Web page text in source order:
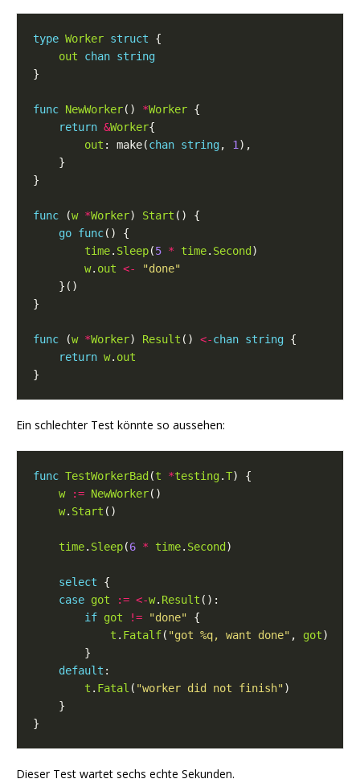
type Worker struct
out
chan string
func NewWorker() *Worker
return &Worker
out : make(chan string, 1
func (w *Worker) Start
go func
time. Sleep(5 * time. Second
w. out <-
"done"
func (w *Worker) Result () <-chan string
return w. out
Ein schlechter Test könnte so aussehen:
func TestWorkerBad (t *testing.T
w
:= NewWorker
w. Start
time. Sleep(6 * time. Second
select
case got := <-w. Result
if got != "done"
t . Fatalf( "got %q, want done" , got
default
t . Fatal ( "worker did not finish"
Dieser Test wartet sechs echte Sekunden.